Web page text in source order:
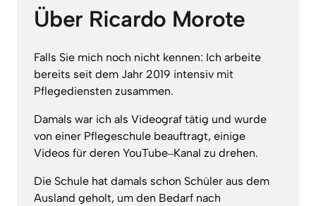
Über Ricardo Morote
Falls Sie mich noch nicht kennen: Ich
bereits seit dem Jahr 2019 intensiv
Pflegediensten zusammen.
Damals war ich als Videograf tätig und
von einer Pflegeschule beauftragt,
Videos für deren YouTube‒Kanal zu drehen.
Die Schule hat damals schon Schüler aus
Ausland geholt, um den Bedarf